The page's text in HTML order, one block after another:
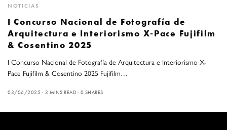
NOTICIAS
I Concurso Nacional de Fotografía de
Arquitectura e Interiorismo X-Pace Fujifilm
& Cosentino 2025
I Concurso Nacional de Fotografía de Arquitectura e Interiorismo X-
Pace Fujifilm & Cosentino 2025 Fujifilm…
03/06/2025 3 MINS READ 0 SHARES